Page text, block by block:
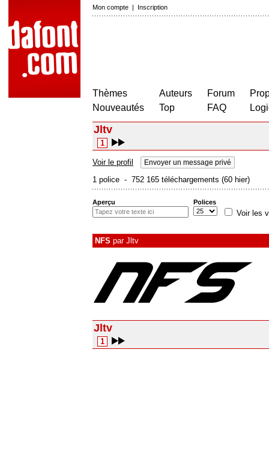
Mon compte | Inscription
Thèmes
Nouveautés
Auteurs
Top
Forum
FAQ
Jltv
1
Voir le profil Envoyer un message privé
1 police - 752 165 téléchargements (60 hier)
Aperçu Polices
Voir les
NFS par Jltv
Jltv
1